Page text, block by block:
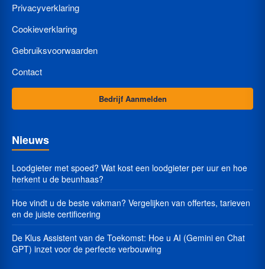
Privacyverklaring
Cookieverklaring
Gebruiksvoorwaarden
Contact
Bedrijf Aanmelden
Nieuws
Loodgieter met spoed? Wat kost een loodgieter per uur en hoe
herkent u de beunhaas?
Hoe vindt u de beste vakman? Vergelijken van offertes, tarieven
en de juiste certificering
De Klus Assistent van de Toekomst: Hoe u AI (Gemini en Chat
GPT) inzet voor de perfecte verbouwing